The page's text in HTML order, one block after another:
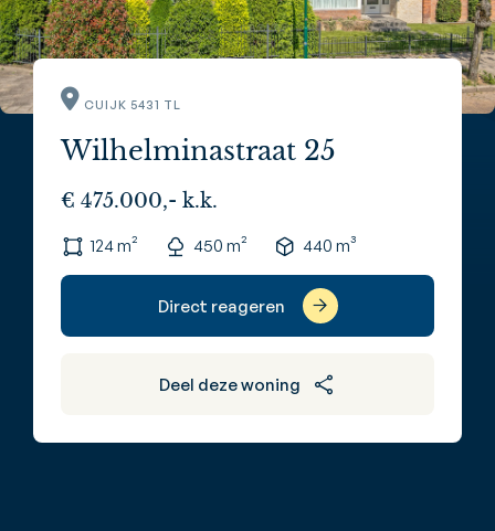
CUIJK 5431 TL
Wilhelminastraat 25
€ 475.000,- k.k.
124 m² 450 m² 440 m³
Direct reageren
Deel deze woning